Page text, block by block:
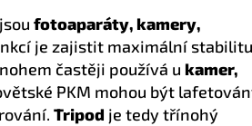
fotoaparáty, kamery,
je zajistit maximální stabilitu
častěji používá u kamer,
PKM mohou být
Tripod je tedy třínohý